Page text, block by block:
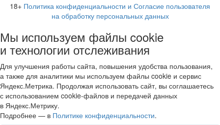
18+ Политика конфиденциальности и Согласие пользователя
на обработку персональных данных
Мы используем файлы cookie
и технологии отслеживания
Для улучшения работы сайта, повышения удобства пользования,
а также для аналитики мы используем файлы cookie и сервис
Яндекс.Метрика. Продолжая использовать сайт, вы соглашаетесь
с использованием cookie-файлов и передачей данных
в Яндекс.Метрику.
Подробнее — в Политике конфиденциальности.